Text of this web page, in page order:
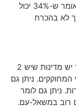
זכות וטו למיעוט. אם דורשים רוב שכזה זה אומר ש-34% יכול
לא בהכרח
הרוב הכי מוכר הוא רוב בבית-מחוקקים אך יש מדינות שיש 2
המחוקקים. ניתן גם
ניתן גם לומר
רוב במשאל-עם.